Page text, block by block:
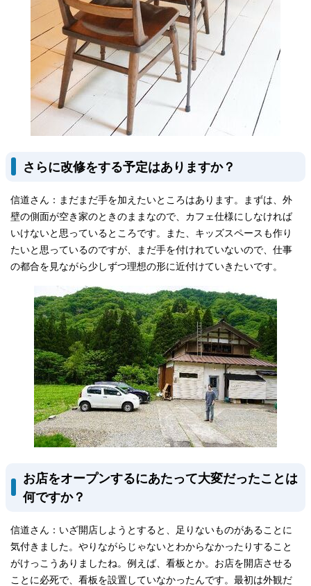
さらに改修をする予定はありますか？
信道さん：まだまだ手を加えたいところはあります。まずは、外
壁の側面が空き家のときのままなので、カフェ仕様にしなければ
いけないと思っているところです。また、キッズスペースも作り
たいと思っているのですが、まだ手を付けれていないので、仕事
の都合を見ながら少しずつ理想の形に近付けていきたいです。
お店をオープンするにあたって大変だったことは
何ですか？
信道さん：いざ開店しようとすると、足りないものがあることに
気付きました。やりながらじゃないとわからなかったりすること
がけっこうありましたね。例えば、看板とか。お店を開店させる
ことに必死で、看板を設置していなかったんです。最初は外観だ